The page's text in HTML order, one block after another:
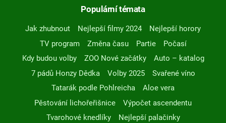
Populární témata
Jak zhubnout Nejlepší filmy 2024
Nejlepší horory
TV program
Změna času Partie
Počasí
Kdy budou volby
ZOO Nové začátky
Auto – katalog
7 pádů Honzy Dědka
Volby 2025
Svařené víno
Tatarák podle Pohlreicha
Aloe vera
Pěstování lichořeřišnice
Výpočet ascendentu
Tvarohové knedlíky
Nejlepší palačinky